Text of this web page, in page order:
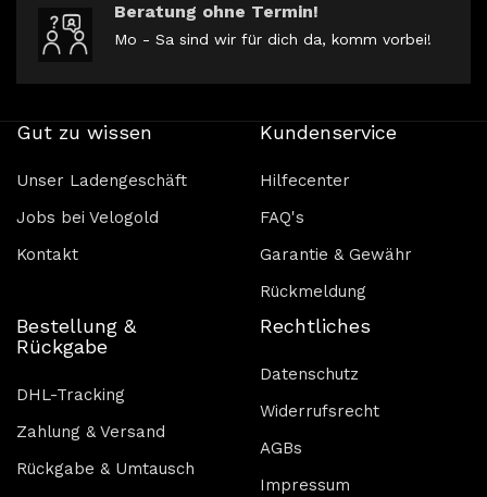
Beratung ohne Termin!
Mo - Sa sind wir für dich da, komm vorbei!
Gut zu wissen
Unser Ladengeschäft
Jobs bei Velogold
Kontakt
Kundenservice
Hilfecenter
FAQ's
Garantie & Gewähr
Rückmeldung
Bestellung &
Rückgabe
DHL-Tracking
Zahlung & Versand
Rückgabe & Umtausch
Rechtliches
Datenschutz
Widerrufsrecht
AGBs
Impressum